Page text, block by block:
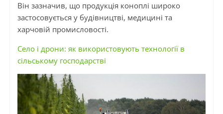
Він зазначив, що продукція коноплі широко
застосовується у будівництві, медицині та
харчовій промисловості.
Село і дрони: як використовують технології в
сільському господарстві